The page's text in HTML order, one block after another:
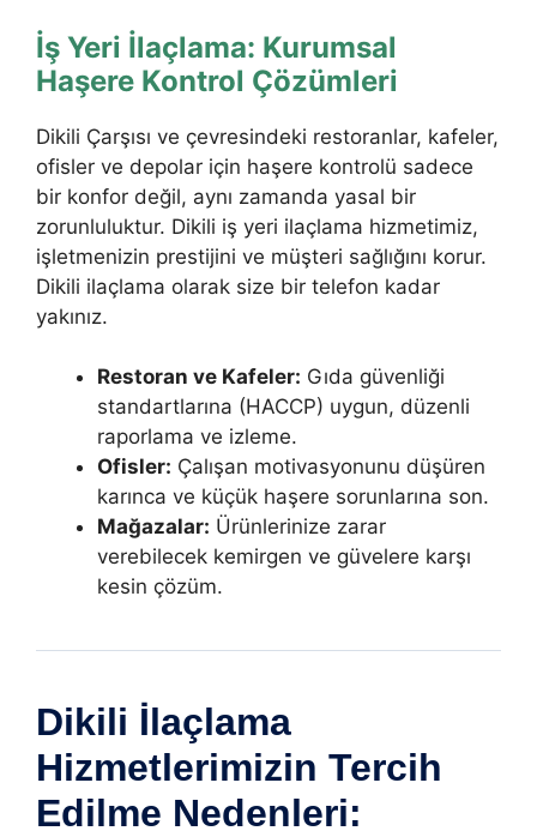
İş Yeri İlaçlama: Kurumsal
Haşere Kontrol Çözümleri
Dikili Çarşısı ve çevresindeki restoranlar, kafeler,
ofisler ve depolar için haşere kontrolü sadece
bir konfor değil, aynı zamanda yasal bir
zorunluluktur. Dikili iş yeri ilaçlama hizmetimiz,
işletmenizin prestijini ve müşteri sağlığını korur.
Dikili ilaçlama olarak size bir telefon kadar
yakınız.
Restoran ve Kafeler: Gıda güvenliği
standartlarına (HACCP) uygun, düzenli
raporlama ve izleme.
Ofisler: Çalışan motivasyonunu düşüren
karınca ve küçük haşere sorunlarına son.
Mağazalar: Ürünlerinize zarar
verebilecek kemirgen ve güvelere karşı
kesin çözüm.
Dikili İlaçlama
Hizmetlerimizin Tercih
Edilme Nedenleri: